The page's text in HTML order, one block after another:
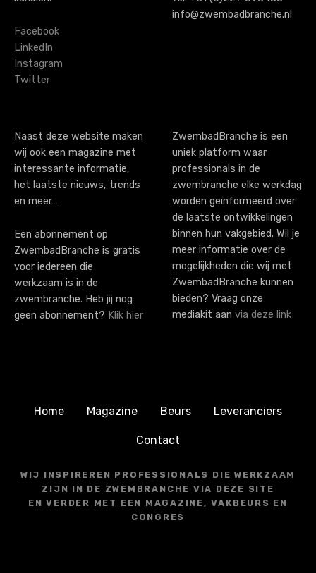
i
g
a
i
o
n
Facebook
LinkedIn
Instagram
Twitter
info@zwembadbranche.nl
Naast deze website maken
wij ook een magazine met
interessante informatie,
het laatste nieuws, trends
en meer…
Een abonnement op
ZwembadBranche is gratis
voor iedereen die
werkzaam is in de
zwembranche. Heb jij nog
geen abonnement? Klik hier
ZwembadBranche is een
uniek platform waar
professionals in de
zwembranche elke werkdag
worden geïnformeerd over
de laatste ontwikkelingen
binnen hun vakgebied. Wil je
meer informatie over de
mogelijkheden die wij met
ZwembadBranche kunnen
bieden? Vraag onze
mediakit aan via deze link
Home Magazine Beurs Leveranciers
Contact
WIJ INSPIREREN PROFESSIONALS DIE WERKZAAM
ZIJN IN DE ZWEMBRANCHE VIA DEZE SITE
EN VERDER MET EEN MAGAZINE, VAKBEURS EN
CONGRES